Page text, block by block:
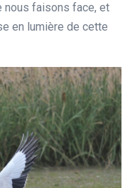
nous faisons face, et
en lumière de cette